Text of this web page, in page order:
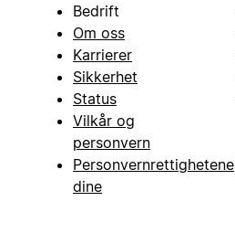
Bedrift
Om oss
Karrierer
Sikkerhet
Status
Vilkår og
personvern
Personvernrettighetene
dine